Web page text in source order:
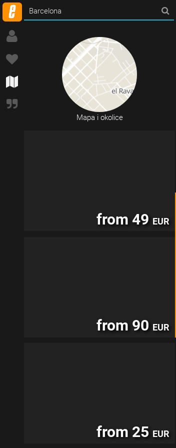
EUR
Mapa i okolice
from 49 EUR
from 90 EUR
from 25 EUR